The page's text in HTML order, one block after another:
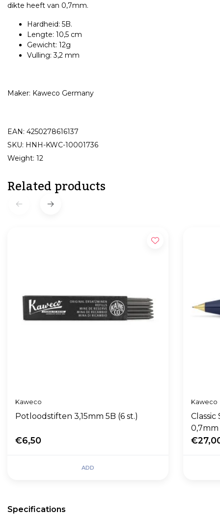
dikte heeft van 0,7mm.
Hardheid: 5B.
Lengte: 10,5 cm
Gewicht: 12g
Vulling: 3,2 mm
Maker: Kaweco Germany
EAN: 4250278616137
SKU: HNH-KWC-10001736
Weight: 12
Specifications
Related products
Kaweco
Potloodstiften 3,15mm 5B (6 st.)
€6,50
ADD
Kaweco
0,7mm